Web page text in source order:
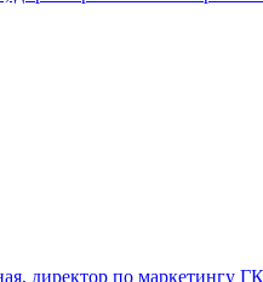
директор по маркетингу